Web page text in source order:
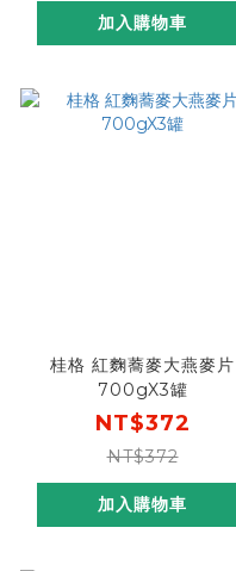
加入購物車
桂格 紅麴蕎麥大燕麥片
700gX3罐
NT$372
NT$372
加入購物車